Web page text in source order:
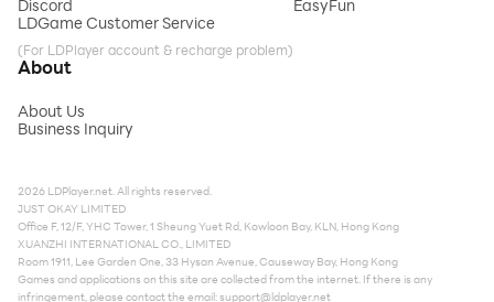
Discord
LDGame Customer Service
(For LDPlayer account & recharge problem)
EasyFun
About
About Us
Business Inquiry
2026 LDPlayer.net. All rights reserved.
JUST OKAY LIMITED
Office F, 12/F, YHC Tower, 1 Sheung Yuet Rd, Kowloon Bay, KLN, Hong Kong
XUANZHI INTERNATIONAL CO., LIMITED
Room 1911, Lee Garden One, 33 Hysan Avenue, Causeway Bay, Hong Kong
Games and applications on this site are collected from the internet. If there is any
infringement, please contact the email:support@ldplayer.net